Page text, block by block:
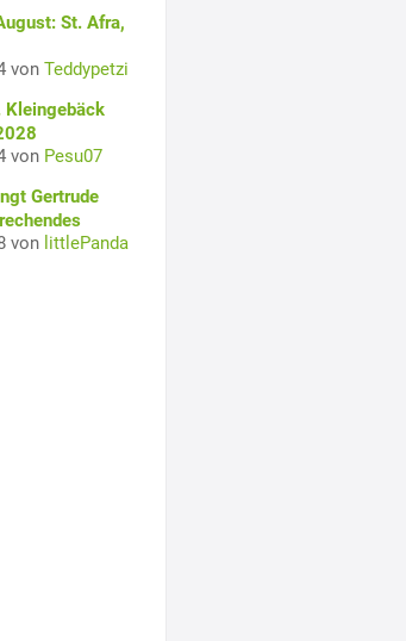
St. Afra,
von Teddypetzi
Kleingebäck
von Pesu07
Gertrude
von littlePanda